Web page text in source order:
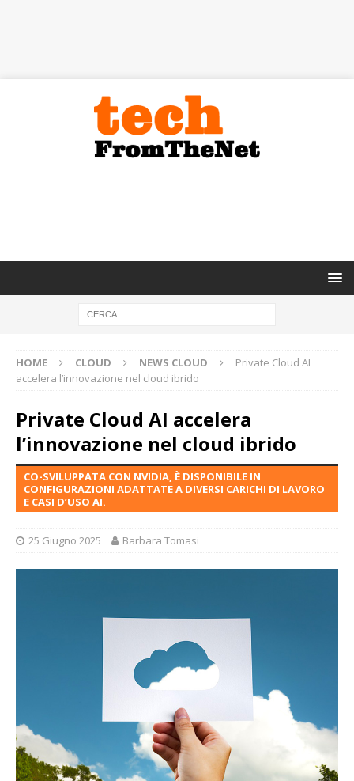
HOME CLOUD NEWS CLOUD
Private Cloud AI
accelera l’innovazione nel cloud ibrido
Private Cloud AI accelera
l’innovazione nel cloud ibrido
CO-SVILUPPATA CON NVIDIA, È DISPONIBILE IN
CONFIGURAZIONI ADATTATE A DIVERSI CARICHI DI LAVORO
E CASI D’USO AI.
25 Giugno 2025 Barbara Tomasi